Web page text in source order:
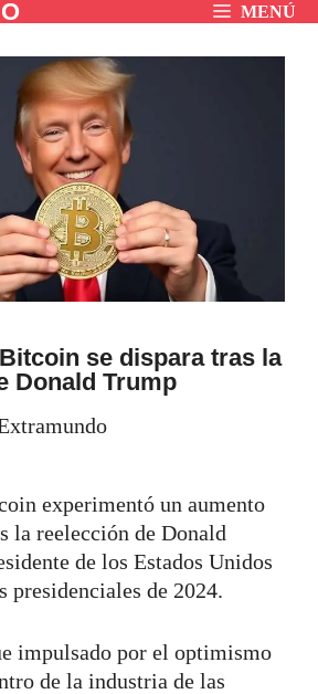
MENÚ
se dispara tras la
Donald Trump
experimentó un aumento
la reelección de Donald
de los Estados Unidos
presidenciales de 2024.
impulsado por el optimismo
de la industria de las